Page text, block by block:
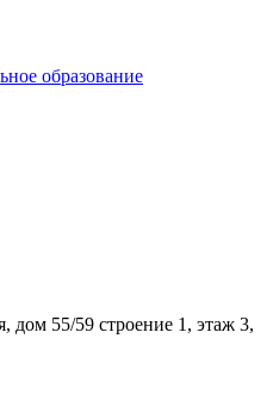
дом 55/59 строение 1, этаж 3,